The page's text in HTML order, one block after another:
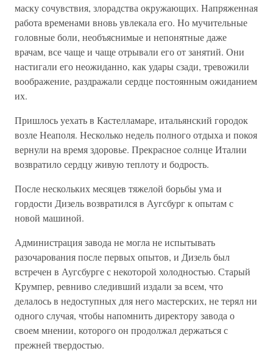
маску сочувствия, злорадства окружающих. Напряженная
работа временами вновь увлекала его. Но мучительные
головные боли, необъяснимые и непонятные даже
врачам, все чаще и чаще отрывали его от занятий. Они
настигали его неожиданно, как удары сзади, тревожили
воображение, раздражали сердце постоянным ожиданием
их.
Пришлось уехать в Кастелламаре, итальянский городок
возле Неаполя. Несколько недель полного отдыха и покоя
вернули на время здоровье. Прекрасное солнце Италии
возвратило сердцу живую теплоту и бодрость.
После нескольких месяцев тяжелой борьбы ума и
гордости Дизель возвратился в Аугсбург к опытам с
новой машиной.
Администрация завода не могла не испытывать
разочарования после первых опытов, и Дизель был
встречен в Аугсбурге с некоторой холодностью. Старый
Крумпер, ревниво следивший издали за всем, что
делалось в недоступных для него мастерских, не терял ни
одного случая, чтобы напомнить директору завода о
своем мнении, которого он продолжал держаться с
прежней твердостью.